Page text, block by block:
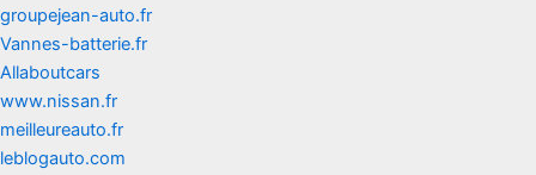
groupejean-auto.fr
Vannes-batterie.fr
Allaboutcars
www.nissan.fr
meilleureauto.fr
leblogauto.com